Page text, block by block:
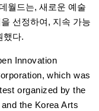
월드는, 새로운 예술
선정하여, 지속 가능
했다.
Innovation
which was
organized by the
the Korea Arts